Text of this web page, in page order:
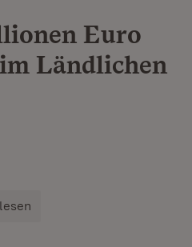
Euro
Ländlichen